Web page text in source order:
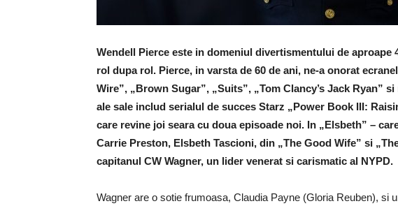
Wendell Pierce este in domeniul divertismentului de aproape
rol dupa rol. Pierce, in varsta de 60 de ani, ne-a onorat
Wire”, „Brown Sugar”, „Suits”, „Tom Clancy’s Jack Ryan”
ale sale includ serialul de succes Starz „Power Book III:
care revine joi seara cu doua episoade noi. In „Elsbeth” –
Carrie Preston, Elsbeth Tascioni, din „The Good Wife” si
capitanul CW Wagner, un lider venerat si carismatic al NYPD.
Wagner are o sotie frumoasa, Claudia Payne (Gloria Reuben), si